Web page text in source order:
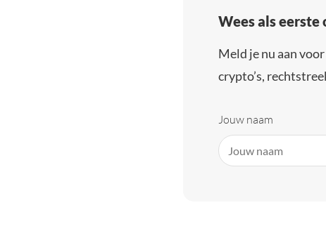
Wees als
Meld je nu aan
crypto’s,
Jouw naam